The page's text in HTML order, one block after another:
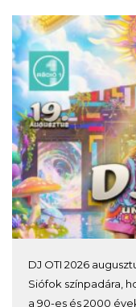
DJ OTI 2026
Siófok színpadára,
a 90-es és 2000